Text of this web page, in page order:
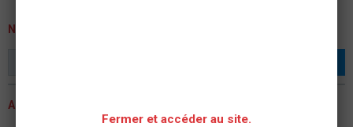
NEWSLETTER
ACTUALITÉS
Fermer et accéder au site.